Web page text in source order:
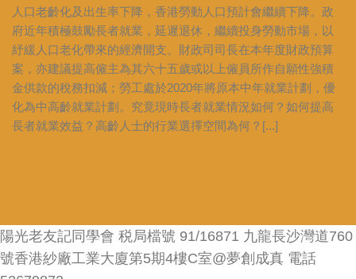
人口老齡化及出生率下降，香港勞動人口預計會繼續下降。政
府近年積極鼓勵長者就業，延遲退休，繼續投身勞動市場，以
紓緩人口老化帶來的經濟開支。財政司司長在本年度財政預算
案，亦建議提高僱主為其六十五歲或以上僱員所作自願性強積
金供款的稅務扣減；勞工處於2020年將原本中年就業計劃，優
化為中高齡就業計劃。究竟現時長者就業情況如何？如何提高
長者就業效益？高齡人士的行業選擇空間為何？[...]
陽光老友記同學會 税局檔號 91/16871 九龍長沙灣道760
號香港紗廠工業大廈第5期4樓C室@夢創成真 電話